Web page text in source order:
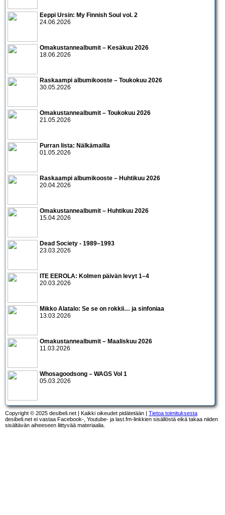
Eeppi Ursin: My Finnish Soul vol. 2
24.06.2026
Omakustannealbumit – Kesäkuu 2026
18.06.2026
Raskaampi albumikooste – Toukokuu 2026
30.05.2026
Omakustannealbumit – Toukokuu 2026
21.05.2026
Purran lista: Nälkämailla
01.05.2026
Raskaampi albumikooste – Huhtikuu 2026
20.04.2026
Omakustannealbumit – Huhtikuu 2026
15.04.2026
Dead Society - 1989–1993
23.03.2026
ITE EEROLA: Kolmen päivän levyt 1–4
20.03.2026
Mikko Alatalo: Se se on rokkii… ja sinfoniaa
13.03.2026
Omakustannealbumit – Maaliskuu 2026
11.03.2026
Whosagoodsong – WAGS Vol 1
05.03.2026
Copyright © 2025 desibeli.net | Kaikki oikeudet pidätetään | Tietoa toimituksesta
desibeli.net ei vastaa Facebook-, Youtube- ja last.fm-linkkien sisällöstä eikä takaa niiden
sisältävän aiheeseen liittyvää materiaalia.